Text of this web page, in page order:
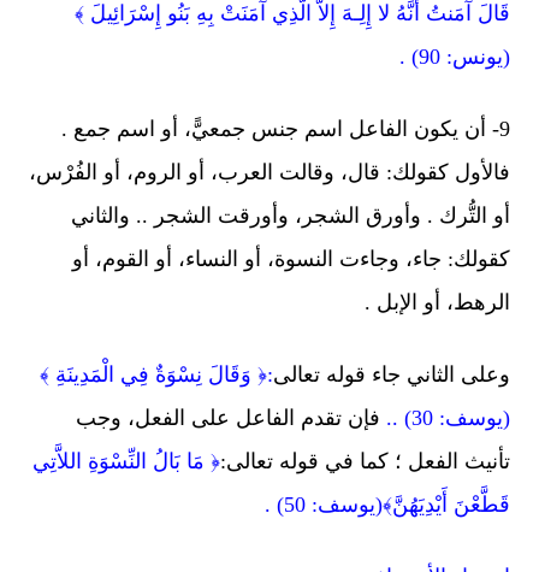
قَالَ آمَنتُ أَنَّهُ لا إِلِـهَ إِلاَّ الَّذِي آمَنَتْ بِهِ بَنُو إِسْرَائِيلَ ﴾
(يونس: 90) .
9- أن يكون الفاعل اسم جنس جمعيًّ، أو اسم جمع .
فالأول كقولك: قال، وقالت العرب، أو الروم، أو الفُرْس،
أو التُّرك . وأورق الشجر، وأورقت الشجر .. والثاني
كقولك: جاء، وجاءت النسوة، أو النساء، أو القوم، أو
الرهط، أو الإبل .
وعلى الثاني جاء قوله تعالى:﴿ وَقَالَ نِسْوَةٌ فِي الْمَدِينَةِ ﴾
(يوسف: 30) ..
فإن تقدم الفاعل على الفعل، وجب
تأنيث الفعل ؛ كما في قوله تعالى:﴿ مَا بَالُ النِّسْوَةِ اللاَّتِي
قَطَّعْنَ أَيْدِيَهُنَّ﴾(يوسف: 50) .